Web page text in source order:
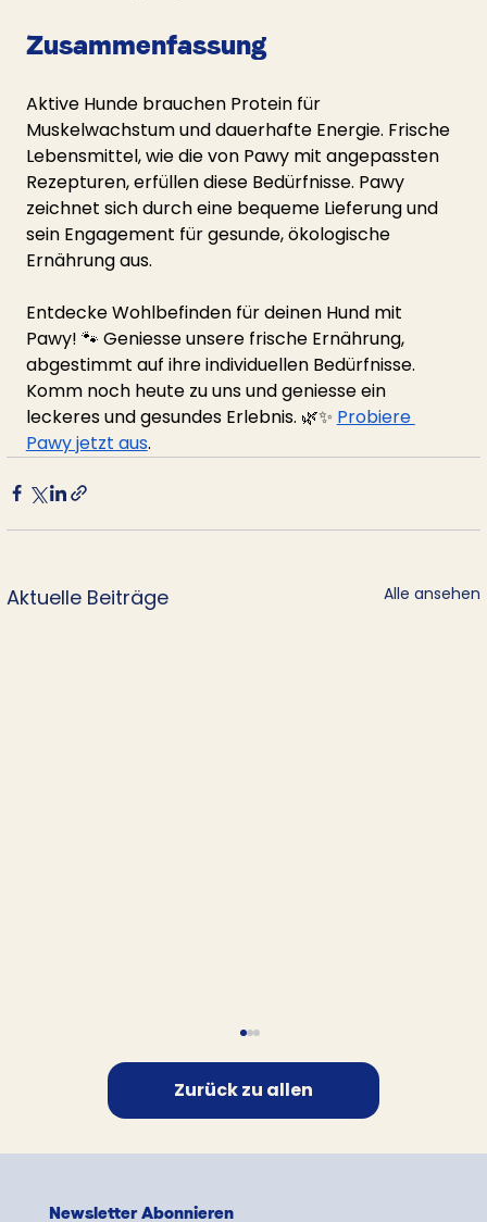
Zusammenfassung
Aktive Hunde brauchen Protein für
Muskelwachstum und dauerhafte Energie. Frische
Lebensmittel, wie die von Pawy mit angepassten
Rezepturen, erfüllen diese Bedürfnisse. Pawy
zeichnet sich durch eine bequeme Lieferung und
sein Engagement für gesunde, ökologische
Ernährung aus.
Entdecke Wohlbefinden für deinen Hund mit
Pawy! 🐾 Geniesse unsere frische Ernährung,
abgestimmt auf ihre individuellen Bedürfnisse.
Komm noch heute zu uns und geniesse ein
leckeres und gesundes Erlebnis. 🌿✨ Probiere
Pawy jetzt aus.
Aktuelle Beiträge Alle ansehen
Zurück zu allen
Newsletter Abonnieren